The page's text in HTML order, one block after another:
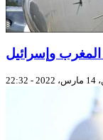
وإسرائيل